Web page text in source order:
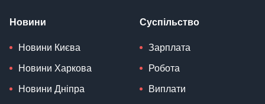
Новини
Новини Києва
Новини Харкова
Новини Дніпра
Суспільство
Зарплата
Робота
Виплати